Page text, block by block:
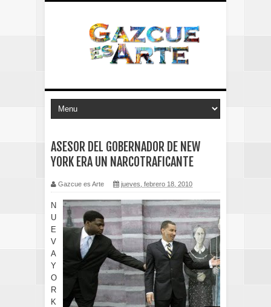
ASESOR DEL GOBERNADOR DE NEW
YORK ERA UN NARCOTRAFICANTE
Gazcue es Arte jueves, febrero 18, 2010
N
U
E
V
A
Y
O
R
K